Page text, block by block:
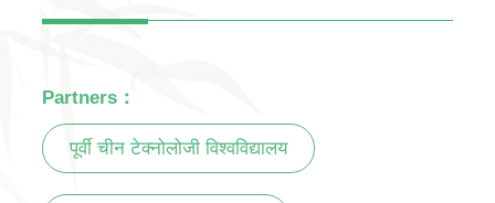
Partners：
पूर्वी चीन टेक्नोलोजी विश्वविद्यालय